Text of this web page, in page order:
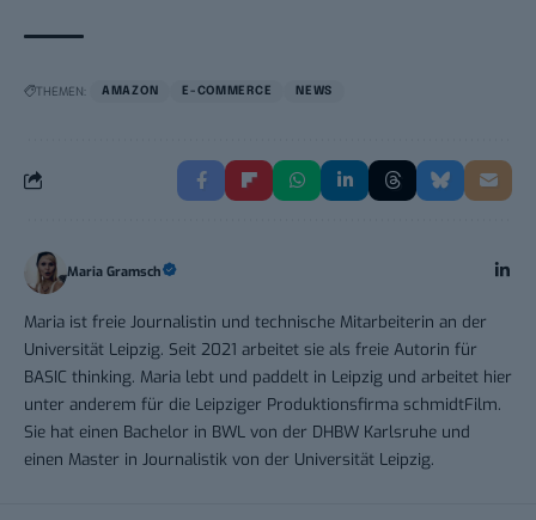
THEMEN: AMAZON E-COMMERCE NEWS
Maria Gramsch
Maria ist freie Journalistin und technische Mitarbeiterin an der
Universität Leipzig. Seit 2021 arbeitet sie als freie Autorin für
BASIC thinking. Maria lebt und paddelt in Leipzig und arbeitet hier
unter anderem für die Leipziger Produktionsfirma schmidtFilm.
Sie hat einen Bachelor in BWL von der DHBW Karlsruhe und
einen Master in Journalistik von der Universität Leipzig.